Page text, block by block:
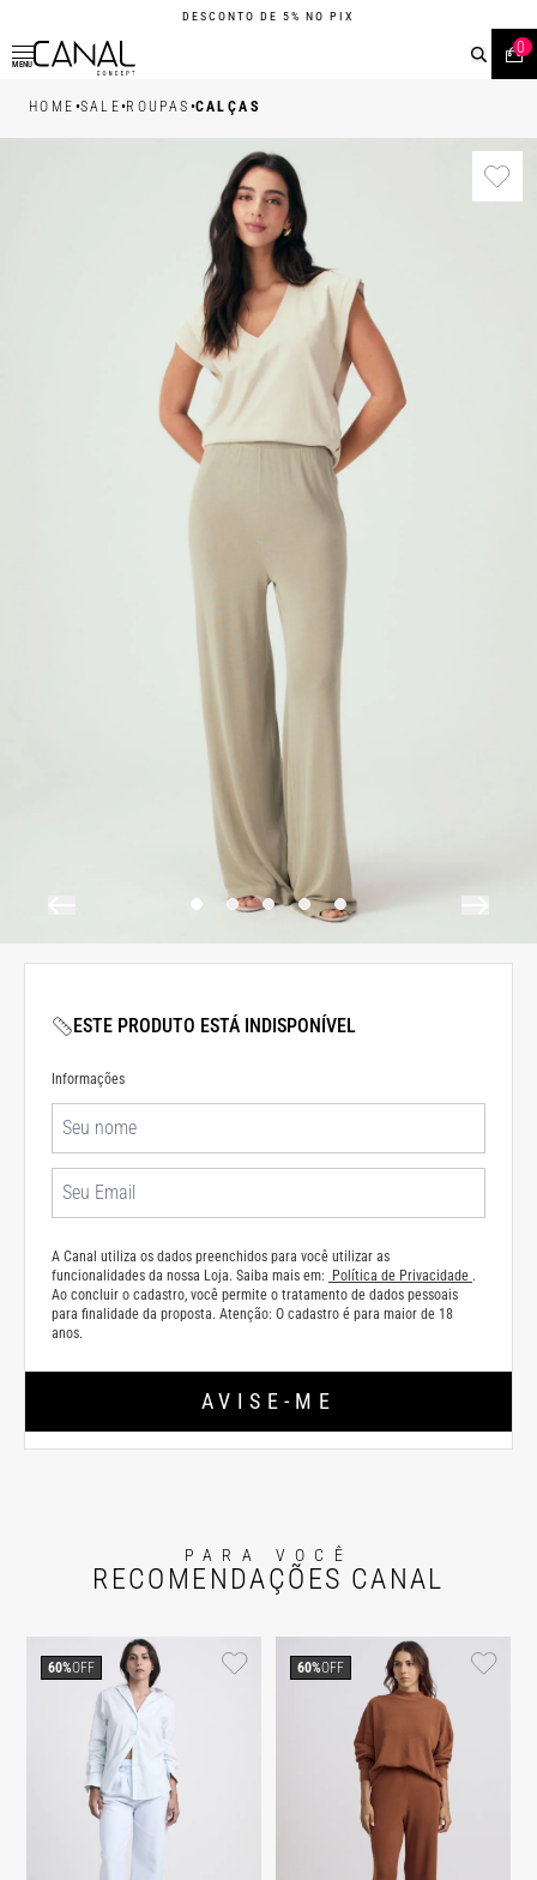
DESCONTO DE 5% NO PIX
MENU
0
HOME •SALE•ROUPAS •CALÇAS
ESTE PRODUTO ESTÁ INDISPONÍVEL
Informações
A Canal utiliza os dados preenchidos para você utilizar as
funcionalidades da nossa Loja. Saiba mais em:
Política de Privacidade .
Ao concluir o cadastro, você permite o tratamento de dados pessoais
para finalidade da proposta. Atenção: O cadastro é para maior de 18
anos.
AVISE-ME
PARA VOCÊ
RECOMENDAÇÕES CANAL
60%OFF 60%OFF